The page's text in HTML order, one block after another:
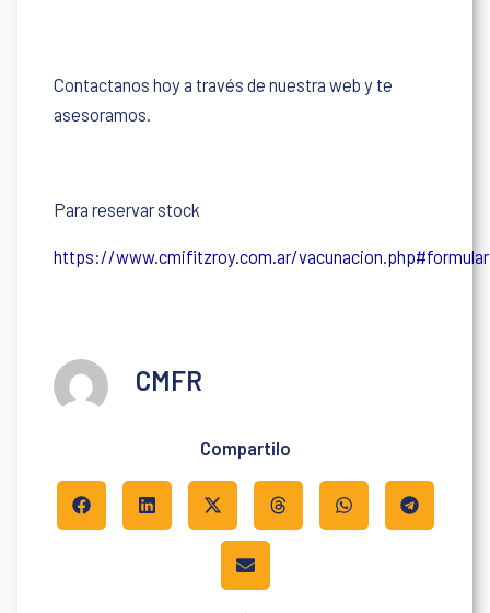
Contactanos hoy a través de nuestra web y te
asesoramos.
Para reservar stock
https://www.cmifitzroy.com.ar/
CMFR
Compartilo